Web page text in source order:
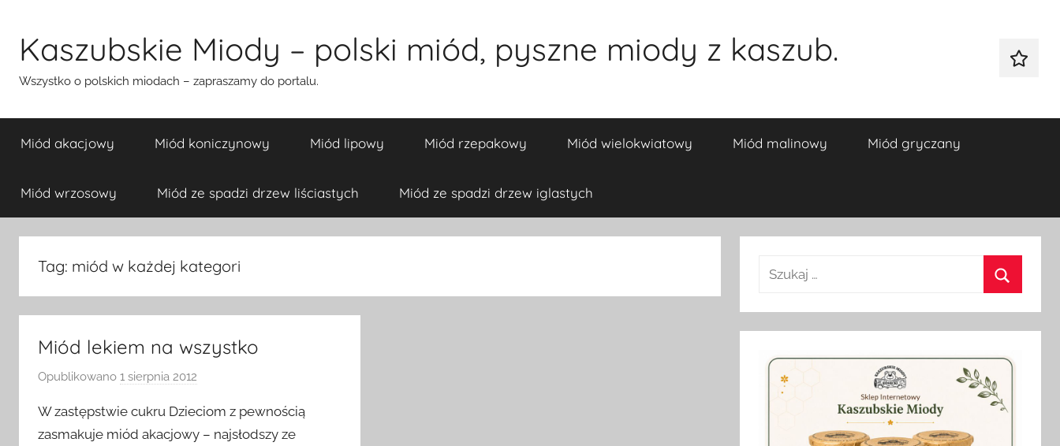
treściKaszubskie Miody – polski miód, pyszne miody z kaszub.
Wszystko o polskich miodach – zapraszamy do portalu.
Galeria
Miód akacjowy Miód koniczynowy Miód lipowy Miód rzepakowy Miód wielokwiatowy Miód malinowy Miód gryczany
Miód wrzosowy Miód ze spadzi drzew liściastych Miód ze spadzi drzew iglastych
Tag: miód w każdej kategori
Miód lekiem na wszystko
Opublikowano 1 sierpnia 2012
z
e
W zastępstwie cukru Dzieciom z pewnością
zasmakuje miód akacjowy – najsłodszy ze
Szukaj: